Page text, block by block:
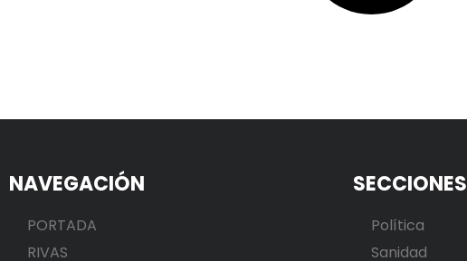
NAVEGACIÓN
PORTADA
RIVAS
SECCIONES
Política
Sanidad